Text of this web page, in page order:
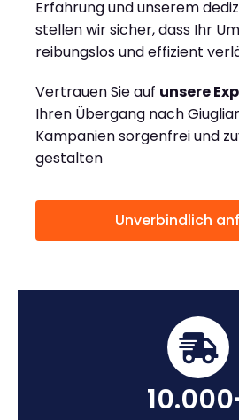
Erfahrung und unserem
stellen wir sicher, dass Ihr
reibungslos und effizient
Vertrauen Sie auf unsere
Ihren Übergang nach
Kampanien sorgenfrei und
gestalten
Unverbindlich